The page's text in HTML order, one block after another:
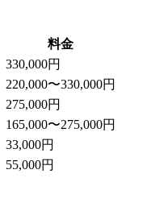
料金
330,000円
220,000〜330,000円
275,000円
165,000〜275,000円
33,000円
55,000円